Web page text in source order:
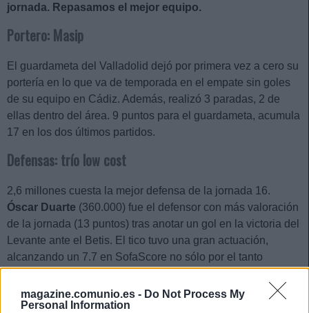
magazine.comunio.es - Do Not Process My
Personal Information
jornada. Repasamos el mejor equipo.
Portero: Masip
El guardameta del Valladolid dejó por primera vez a cero su
portería en lo que va de temporada en el empate sin goles
de su equipo en Cádiz. Además, realizó 3 paradas, 2 de
ellas dentro del área. 9 puntos para el guardameta, acumula
17 en los dos últimos partidos.
Defensas: trío low cost
2,6 millones cuesta la mejor defensa de la jornada 16.
Óscar Duarte (360.000) fue el defensor con más valoración
de la jornada (13 puntos) tras anotar un gol en la victoria del
Levante ante el Betis. El tico tuvo una gran actuación,
alcanzando un 7.7 en SofaScore no sólo por el tanto
interceptaciones realizadas. ¡Y eso que cometió un penalti y
su equipo encajó 3 goles!